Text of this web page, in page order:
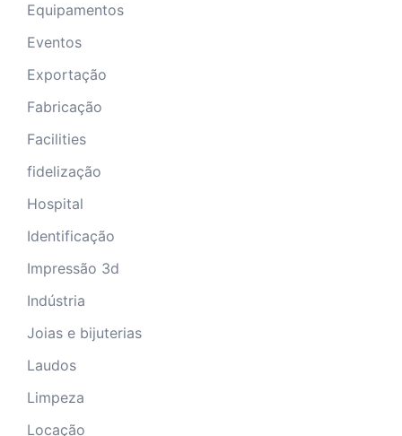
Equipamentos
Eventos
Exportação
Fabricação
Facilities
fidelização
Hospital
Identificação
Impressão 3d
Indústria
Joias e bijuterias
Laudos
Limpeza
Locação